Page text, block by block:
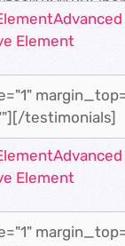
Element
Element